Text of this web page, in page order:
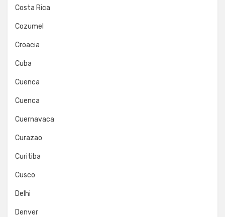
Costa Rica
Cozumel
Croacia
Cuba
Cuenca
Cuenca
Cuernavaca
Curazao
Curitiba
Cusco
Delhi
Denver